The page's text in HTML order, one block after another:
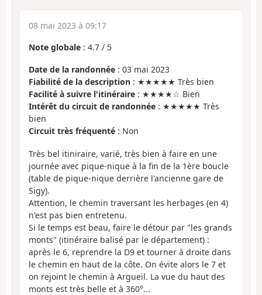
08 mai 2023 à 09:17
Note globale : 4.7 / 5
Date de la randonnée : 03 mai 2023
Fiabilité de la description : ★★★★★ Très bien
Facilité à suivre l'itinéraire : ★★★★☆ Bien
Intérêt du circuit de randonnée : ★★★★★ Très
bien
Circuit très fréquenté : Non
Très bel itiniraire, varié, très bien à faire en une
journée avec pique-nique à la fin de la 1ère boucle
(table de pique-nique derrière l'ancienne gare de
Sigy).
Attention, le chemin traversant les herbages (en 4)
n'est pas bien entretenu.
Si le temps est beau, faire le détour par "les grands
monts" (itinéraire balisé par le département) :
après le 6, reprendre la D9 et tourner à droite dans
le chemin en haut de la côte. On évite alors le 7 et
on rejoint le chemin à Argueil. La vue du haut des
monts est très belle et à 360°...